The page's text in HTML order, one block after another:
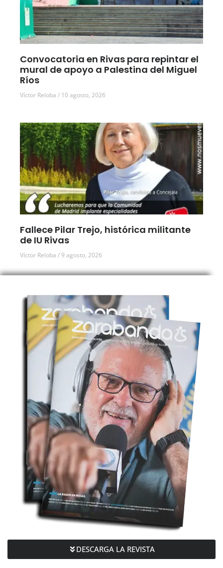
Convocatoria en Rivas para repintar el
mural de apoyo a Palestina del Miguel
Ríos
Víctor Reloba 10 agosto, 2026
Fallece Pilar Trejo, histórica militante
de IU Rivas
Víctor Reloba 9 agosto, 2026
DESCARGA LA REVISTA